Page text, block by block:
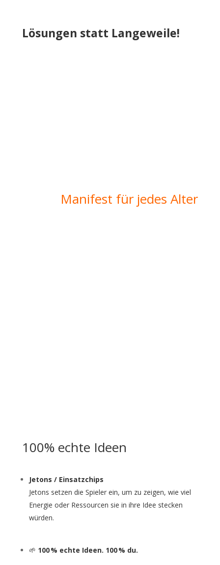
Lösungen statt Langeweile!
Manifest für jedes Alter
100% echte Ideen
Jetons / Einsatzchips
Jetons setzen die Spieler ein, um zu zeigen, wie viel
Energie oder Ressourcen sie in ihre Idee stecken
würden.
🌱 100 % echte Ideen. 100 % du.